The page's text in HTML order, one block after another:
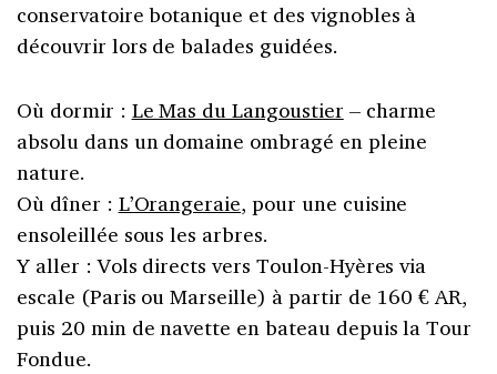
conservatoire botanique et des vignobles à
découvrir lors de balades guidées.
Où dormir : Le Mas du Langoustier – charme
absolu dans un domaine ombragé en pleine
nature.
Où dîner : L’Orangeraie, pour une cuisine
ensoleillée sous les arbres.
Y aller : Vols directs vers Toulon-Hyères via
escale (Paris ou Marseille) à partir de 160 € AR,
puis 20 min de navette en bateau depuis la Tour
Fondue.